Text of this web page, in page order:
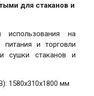
для стаканов и
использования на
питания и торговли
сушки стаканов и
1580х310х1800 мм